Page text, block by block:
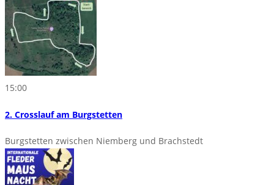
15:00
2. Crosslauf am Burgstetten
Burgstetten zwischen Niemberg und Brachstedt